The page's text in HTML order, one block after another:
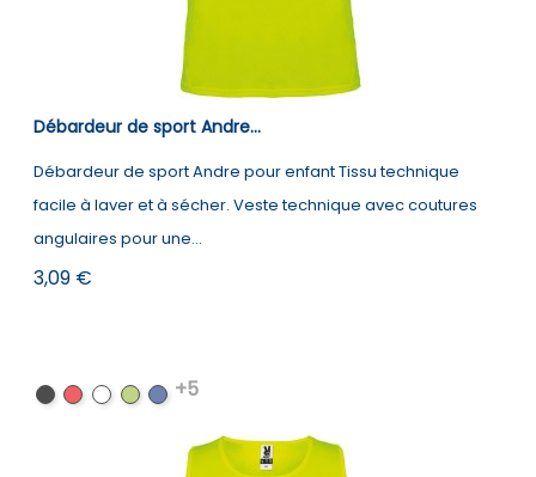
Débardeur de sport Andre...
Débardeur de sport Andre pour enfant Tissu technique
facile à laver et à sécher. Veste technique avec coutures
angulaires pour une...
Prix
3,09 €
NoirRouge
BlancCitronBleu+5